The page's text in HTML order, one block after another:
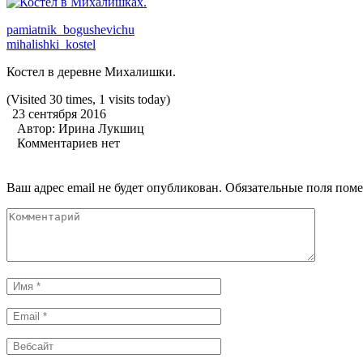
pamiatnik_bogushevichu
mihalishki_kostel
Костел в деревне Михалишки.
(Visited 30 times, 1 visits today)
23 сентября 2016
Автор: Ирина Лукшиц
Комментариев нет
Ваш адрес email не будет опубликован. Обязательные поля
Комментарий
Имя
*
Email
*
Вебсайт